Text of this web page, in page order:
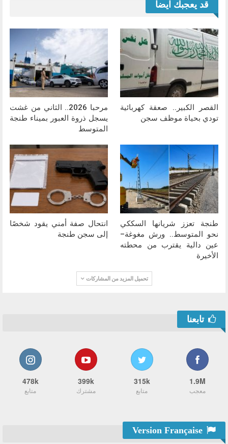
قد يعجبك ايضا
القصر الكبير.. صعقة كهربائية
تودي بحياة موظف سجن
مرحبا 2026.. الثاني من غشت
يسجل ذروة العبور بميناء طنجة
المتوسط
طنجة تعزز شريانها السككي
نحو المتوسط.. ورش مغوغة–
عين دالية يقترب من محطته
الأخيرة
انتحال صفة أمني يقود شخصًا
إلى سجن طنجة
تحميل المزيد من المشاركات
تابعنا
1.9M
معجب
315k
متابع
399k
مشترك
478k
متابع